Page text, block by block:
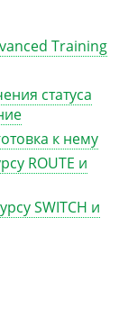
Training
статуса
к нему
ROUTE и
SWITCH и